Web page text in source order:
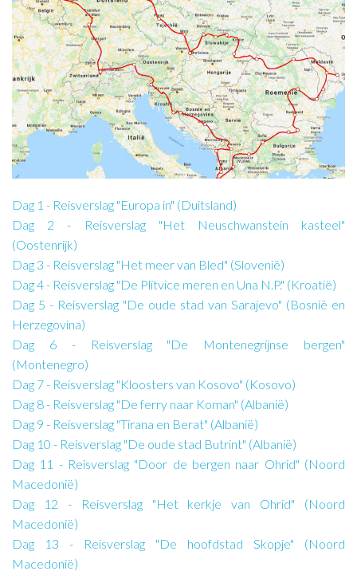
Dag 1 - Reisverslag "Europa in" (Duitsland)
Dag 2 - Reisverslag "Het Neuschwanstein kasteel"
(Oostenrijk)
Dag 3 - Reisverslag "Het meer van Bled" (Slovenië)
Dag 4 - Reisverslag "De Plitvice meren en Una N.P." (Kroatië)
Dag 5 - Reisverslag "De oude stad van Sarajevo" (Bosnië en
Herzegovina)
Dag 6 - Reisverslag "De Montenegrijnse bergen"
(Montenegro)
Dag 7 - Reisverslag "Kloosters van Kosovo" (Kosovo)
Dag 8 - Reisverslag "De ferry naar Koman" (Albanië)
Dag 9 - Reisverslag "Tirana en Berat" (Albanië)
Dag 10 - Reisverslag "De oude stad Butrint" (Albanië)
Dag 11 - Reisverslag "Door de bergen naar Ohrid" (Noord
Macedonië)
Dag 12 - Reisverslag "Het kerkje van Ohrid" (Noord
Macedonië)
Dag 13 - Reisverslag "De hoofdstad Skopje" (Noord
Macedonië)